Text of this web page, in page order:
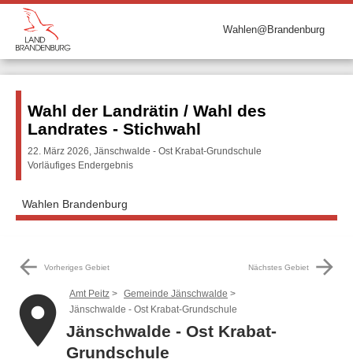
Wahlen@Brandenburg
Wahl der Landrätin / Wahl des
Landrates - Stichwahl
22. März 2026, Jänschwalde - Ost Krabat-Grundschule
Vorläufiges Endergebnis
Wahlen Brandenburg
arrow_back Vorheriges Gebiet Nächstes Gebiet arrow_forward
placeAmt Peitz
Gemeinde Jänschwalde
Jänschwalde - Ost Krabat-Grundschule
Jänschwalde - Ost Krabat-
Grundschule